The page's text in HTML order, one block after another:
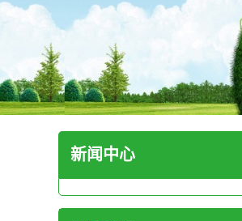
新闻中心